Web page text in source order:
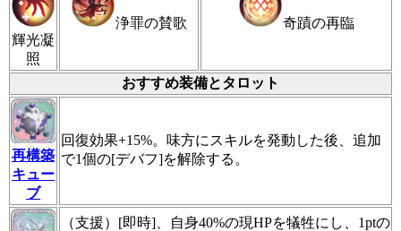
輝光凝
照
浄罪の賛歌 奇蹟の再臨
おすすめ装備とタロット
再構築
キュー
ブ
回復効果+15%。味方にスキルを発動した後、追加
で1個の[デバフ]を解除する。
（支援）[即時]、自身40%の現HPを犠牲にし、1ptの